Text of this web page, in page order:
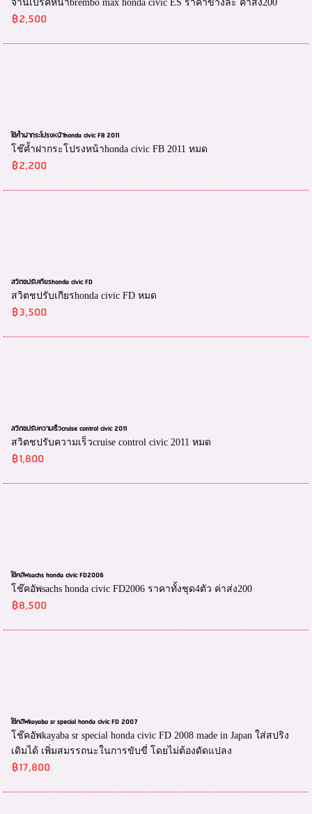
จานเบรคหน้าbrembo max honda civic ES ราคาข้างละ ค่าส่ง200
฿2,500
โช๊ค้ำฝากระโปรงหน้าhonda civic FB 2011
โช๊ค้ำฝากระโปรงหน้าhonda civic FB 2011 หมด
฿2,200
สวิตชปรับเกียรhonda civic FD
สวิตชปรับเกียรhonda civic FD หมด
฿3,500
สวิตชปรับความเร็วcruise control civic 2011
สวิตชปรับความเร็วcruise control civic 2011 หมด
฿1,800
โช๊คอัพsachs honda civic FD2006
โช๊คอัพsachs honda civic FD2006 ราคาทั้งชุด4ตัว ค่าส่ง200
฿8,500
โช๊คอัพkayaba sr special honda civic FD 2007
โช๊คอัพkayaba sr special honda civic FD 2008 made in Japan ใส่สปริง
เดิมได้ เพิ่มสมรรถนะในการขับขี่ โดยไม่ต้องดัดแปลง
฿17,800